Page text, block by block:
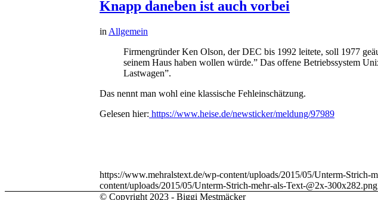
Knapp daneben ist auch vorbei
in Allgemein
Firmengründer Ken Olson, der DEC bis 1992 leitete, soll 1977
seinem Haus haben wollen würde.” Das offene Betriebssystem
Lastwagen”.
Das nennt man wohl eine klassische Fehleinschätzung.
Gelesen hier: https://www.heise.de/newsticker/meldung/97989
https://www.mehralstext.de/wp-content/uploads/2015/05/Unterm-Strich-
content/uploads/2015/05/Unterm-Strich-mehr-als-Text-@2x-300x282.png
© Copyright 2023 - Biggi Mestmäcker